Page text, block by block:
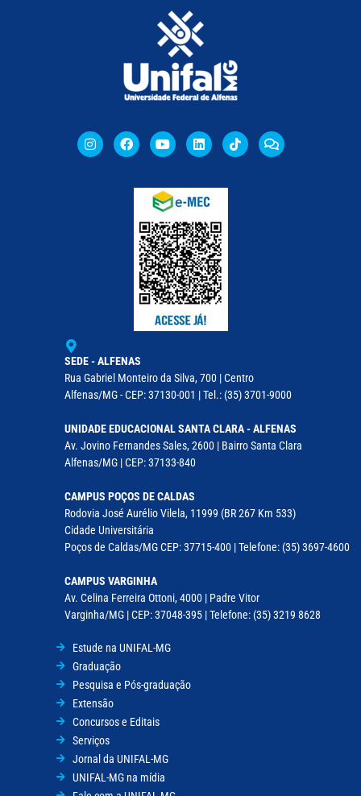
SEDE - ALFENAS
Rua Gabriel Monteiro da Silva, 700 | Centro
Alfenas/MG - CEP: 37130-001 | Tel.: (35) 3701-9000
UNIDADE EDUCACIONAL SANTA CLARA - ALFENAS
Av. Jovino Fernandes Sales, 2600 | Bairro Santa Clara
Alfenas/MG | CEP: 37133-840
CAMPUS POÇOS DE CALDAS
Rodovia José Aurélio Vilela, 11999 (BR 267 Km 533)
Cidade Universitária
Poços de Caldas/MG CEP: 37715-400 | Telefone: (35) 3697-4600
CAMPUS VARGINHA
Av. Celina Ferreira Ottoni, 4000 | Padre Vitor
Varginha/MG | CEP: 37048-395 | Telefone: (35) 3219 8628
Estude na UNIFAL-MG
Graduação
Pesquisa e Pós-graduação
Extensão
Concursos e Editais
Serviços
Jornal da UNIFAL-MG
UNIFAL-MG na mídia